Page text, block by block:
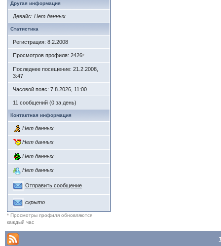
Другая информация
Девайс: Нет данных
Статистика
Регистрация: 8.2.2008
Просмотров профиля: 2426*
Последнее посещение: 21.2.2008,
3:47
Часовой пояс: 7.8.2026, 11:00
11 сообщений (0 за день)
Контактная информация
Нет данных
Нет данных
Нет данных
Нет данных
Отправить сообщение
скрыто
* Просмотры профиля обновляются
каждый час
Образ